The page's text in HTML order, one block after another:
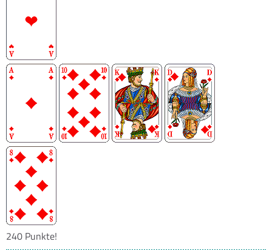
240 Punkte!